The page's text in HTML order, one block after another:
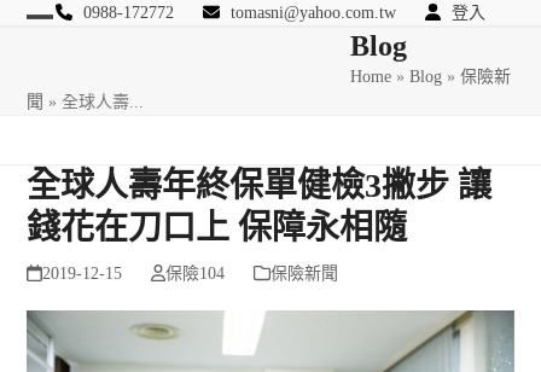
Skip
0988-172772 tomasni@yahoo.com.tw 登入
匯豐國際風險管理顧問Blog
Home »Blog »保險新
聞 »全球人壽...
全球人壽年終保單健檢3撇步 讓
錢花在刀口上 保障永相隨
2019-12-15 保險104 保險新聞